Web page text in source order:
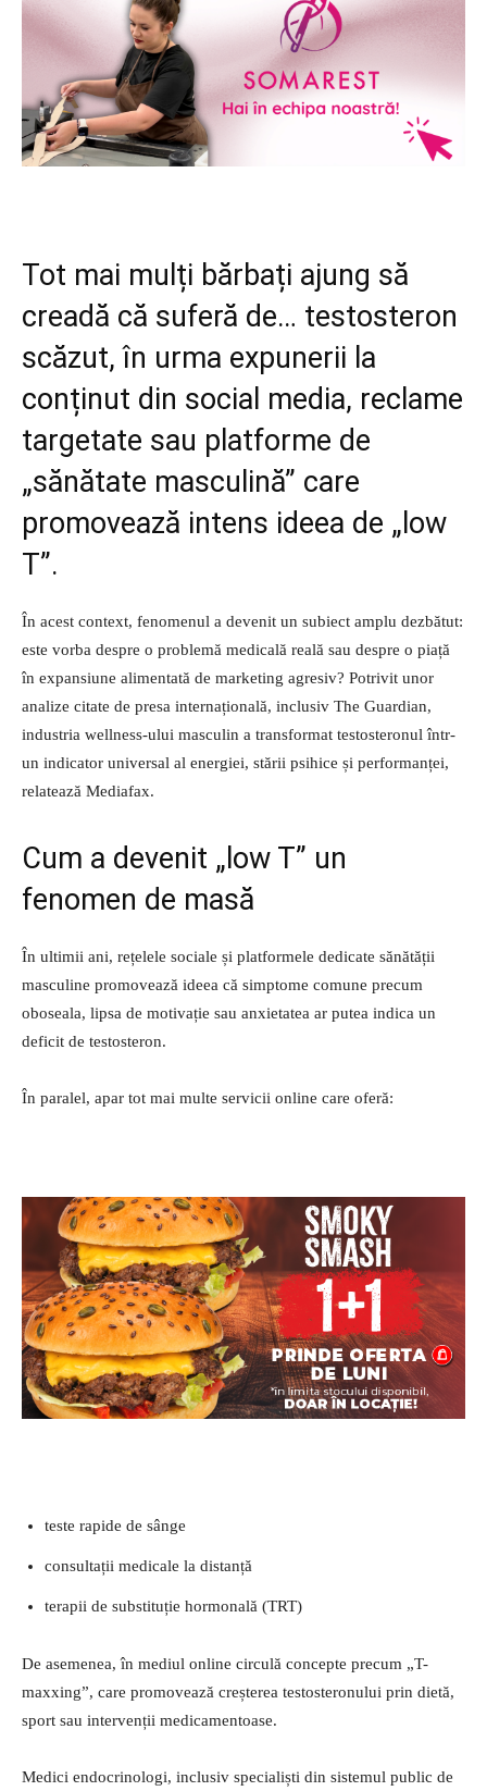
Tot mai mulți bărbați ajung să
creadă că suferă de… testosteron
scăzut, în urma expunerii la
conținut din social media, reclame
targetate sau platforme de
„sănătate masculină” care
promovează intens ideea de „low
T”.
În acest context, fenomenul a devenit un subiect amplu dezbătut:
este vorba despre o problemă medicală reală sau despre o piață
în expansiune alimentată de marketing agresiv? Potrivit unor
analize citate de presa internațională, inclusiv The Guardian,
industria wellness-ului masculin a transformat testosteronul într-
un indicator universal al energiei, stării psihice și performanței,
relatează Mediafax.
Cum a devenit „low T” un
fenomen de masă
În ultimii ani, rețelele sociale și platformele dedicate sănătății
masculine promovează ideea că simptome comune precum
oboseala, lipsa de motivație sau anxietatea ar putea indica un
deficit de testosteron.
În paralel, apar tot mai multe servicii online care oferă:
teste rapide de sânge
consultații medicale la distanță
terapii de substituție hormonală (TRT)
De asemenea, în mediul online circulă concepte precum „T-
maxxing”, care promovează creșterea testosteronului prin dietă,
sport sau intervenții medicamentoase.
Medici endocrinologi, inclusiv specialiști din sistemul public de